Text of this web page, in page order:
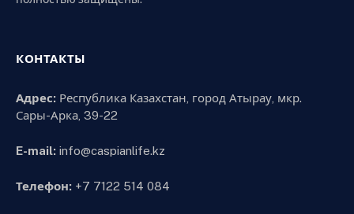
КОНТАКТЫ
Адрес: Республика Казахстан, город Атырау, мкр.
Сары-Арка, 39-22
E-mail: info@caspianlife.kz
Телефон: +7 7122 514 084